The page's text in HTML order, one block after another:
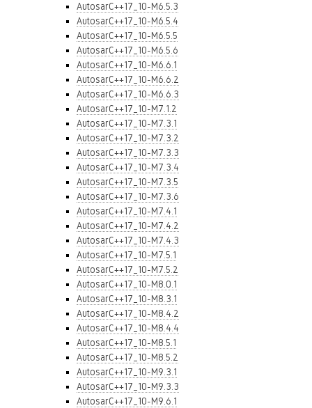
AutosarC++17_10-M6.5.3
AutosarC++17_10-M6.5.4
AutosarC++17_10-M6.5.5
AutosarC++17_10-M6.5.6
AutosarC++17_10-M6.6.1
AutosarC++17_10-M6.6.2
AutosarC++17_10-M6.6.3
AutosarC++17_10-M7.1.2
AutosarC++17_10-M7.3.1
AutosarC++17_10-M7.3.2
AutosarC++17_10-M7.3.3
AutosarC++17_10-M7.3.4
AutosarC++17_10-M7.3.5
AutosarC++17_10-M7.3.6
AutosarC++17_10-M7.4.1
AutosarC++17_10-M7.4.2
AutosarC++17_10-M7.4.3
AutosarC++17_10-M7.5.1
AutosarC++17_10-M7.5.2
AutosarC++17_10-M8.0.1
AutosarC++17_10-M8.3.1
AutosarC++17_10-M8.4.2
AutosarC++17_10-M8.4.4
AutosarC++17_10-M8.5.1
AutosarC++17_10-M8.5.2
AutosarC++17_10-M9.3.1
AutosarC++17_10-M9.3.3
AutosarC++17_10-M9.6.1